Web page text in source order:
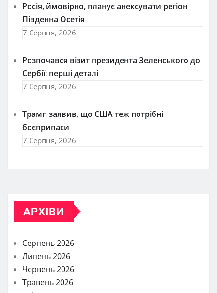
Росія, ймовірно, планує анексувати регіон
Південна Осетія
7 Серпня, 2026
Розпочався візит президента Зеленського до
Сербії: перші деталі
7 Серпня, 2026
Трамп заявив, що США теж потрібні
боєприпаси
7 Серпня, 2026
АРХІВИ
Серпень 2026
Липень 2026
Червень 2026
Травень 2026